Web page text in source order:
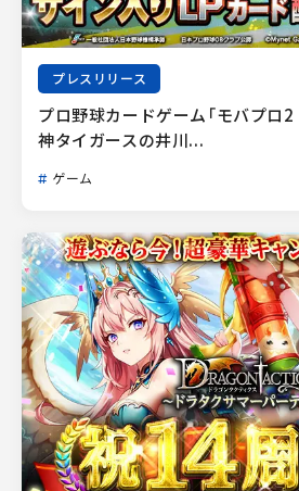
プレスリリース
プロ野球カードゲーム「モバプロ2
神タイガースの井川...
ゲーム